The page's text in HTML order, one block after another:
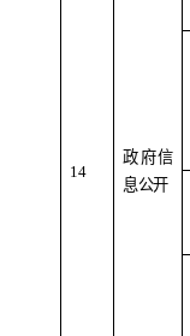
1 4
政府信
息公开